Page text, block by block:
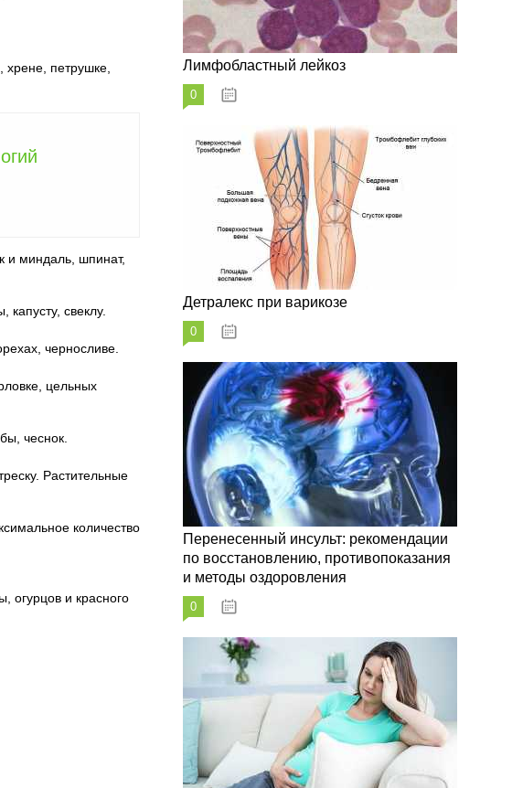
петрушке,
и миндаль, шпинат,
свеклу.
черносливе.
цельных
чеснок.
Растительные
количество
огурцов и красного
Лимфобластный лейкоз
0
Детралекс при варикозе
0
Перенесенный инсульт: рекомендации
по восстановлению, противопоказания
и методы оздоровления
0